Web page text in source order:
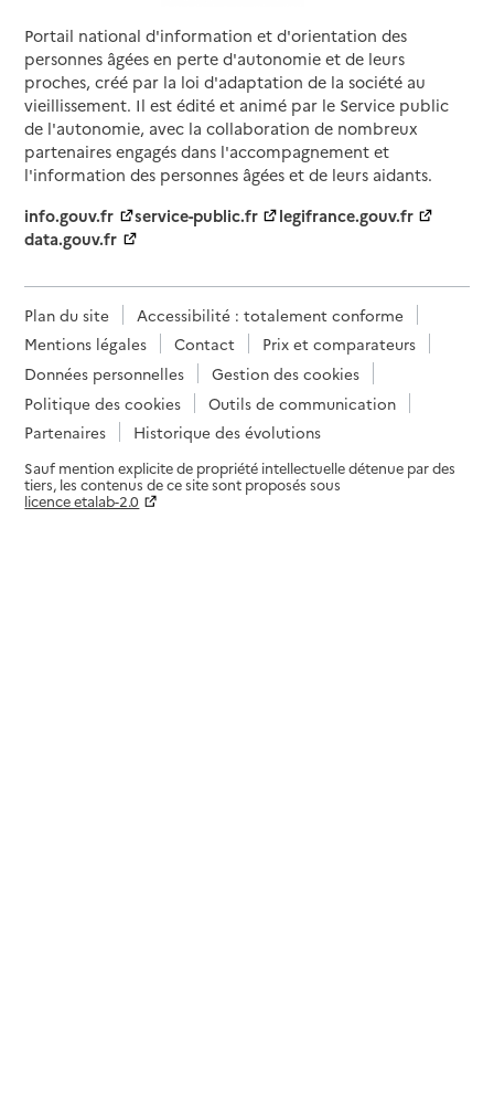
Portail national d'information et d'orientation des
personnes âgées en perte d'autonomie et de leurs
proches, créé par la loi d'adaptation de la société au
vieillissement. Il est édité et animé par le Service public
de l'autonomie, avec la collaboration de nombreux
partenaires engagés dans l'accompagnement et
l'information des personnes âgées et de leurs aidants.
info.gouv.fr
service-public.fr
legifrance.gouv.fr
data.gouv.fr
Plan du site
Accessibilité : totalement conforme
Mentions légales
Contact
Prix et comparateurs
Données personnelles
Gestion des cookies
Politique des cookies
Outils de communication
Partenaires
Historique des évolutions
Sauf mention explicite de propriété intellectuelle détenue par des
tiers, les contenus de ce site sont proposés sous
licence etalab-2.0